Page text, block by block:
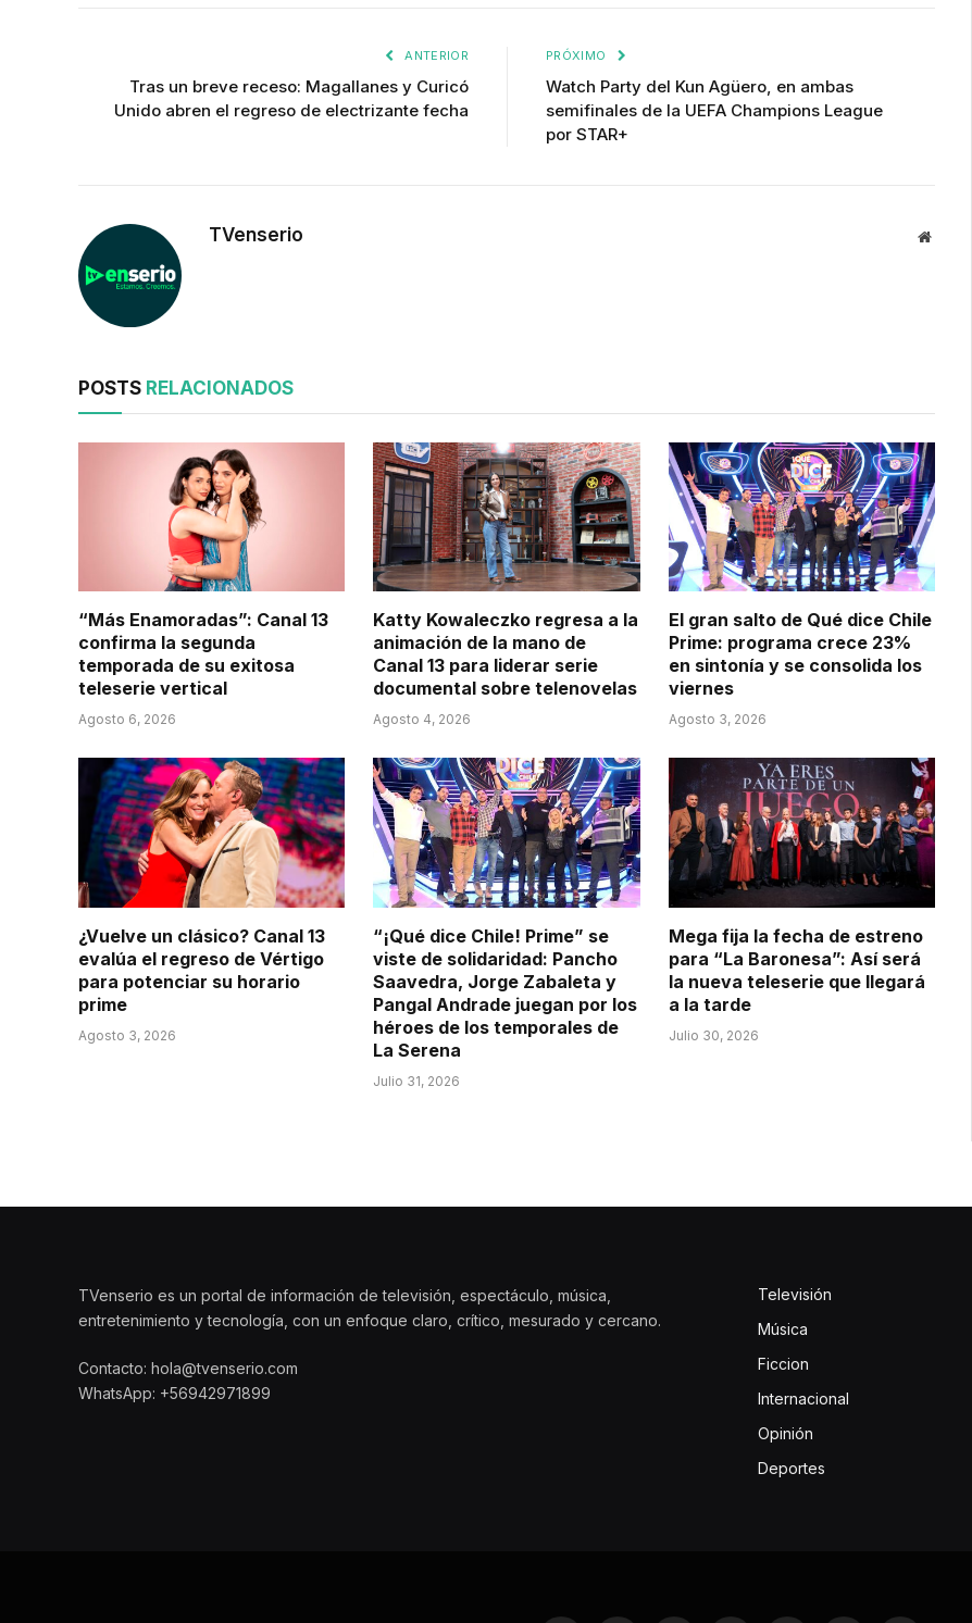
ANTERIOR
Tras un breve receso: Magallanes y Curicó
Unido abren el regreso de electrizante fecha
PRÓXIMO
Watch Party del Kun Agüero, en ambas
semifinales de la UEFA Champions League
por STAR+
TVenserio Website
POSTS RELACIONADOS
“Más Enamoradas”: Canal 13
confirma la segunda
temporada de su exitosa
teleserie vertical
Agosto 6, 2026
Katty Kowaleczko regresa a la
animación de la mano de
Canal 13 para liderar serie
documental sobre telenovelas
Agosto 4, 2026
El gran salto de Qué dice Chile
Prime: programa crece 23%
en sintonía y se consolida los
viernes
Agosto 3, 2026
¿Vuelve un clásico? Canal 13
evalúa el regreso de Vértigo
para potenciar su horario
prime
Agosto 3, 2026
“¡Qué dice Chile! Prime” se
viste de solidaridad: Pancho
Saavedra, Jorge Zabaleta y
Pangal Andrade juegan por los
héroes de los temporales de
La Serena
Julio 31, 2026
Mega fija la fecha de estreno
para “La Baronesa”: Así será
la nueva teleserie que llegará
a la tarde
Julio 30, 2026
TVenserio es un portal de información de televisión, espectáculo, música,
entretenimiento y tecnología, con un enfoque claro, crítico, mesurado y cercano.
Contacto: hola@tvenserio.com
WhatsApp: +56942971899
Televisión
Música
Ficcion
Internacional
Opinión
Deportes